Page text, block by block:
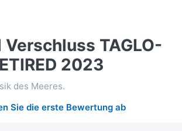
TAGLO-
2023
des Meeres.
Sie die erste Bewertung ab